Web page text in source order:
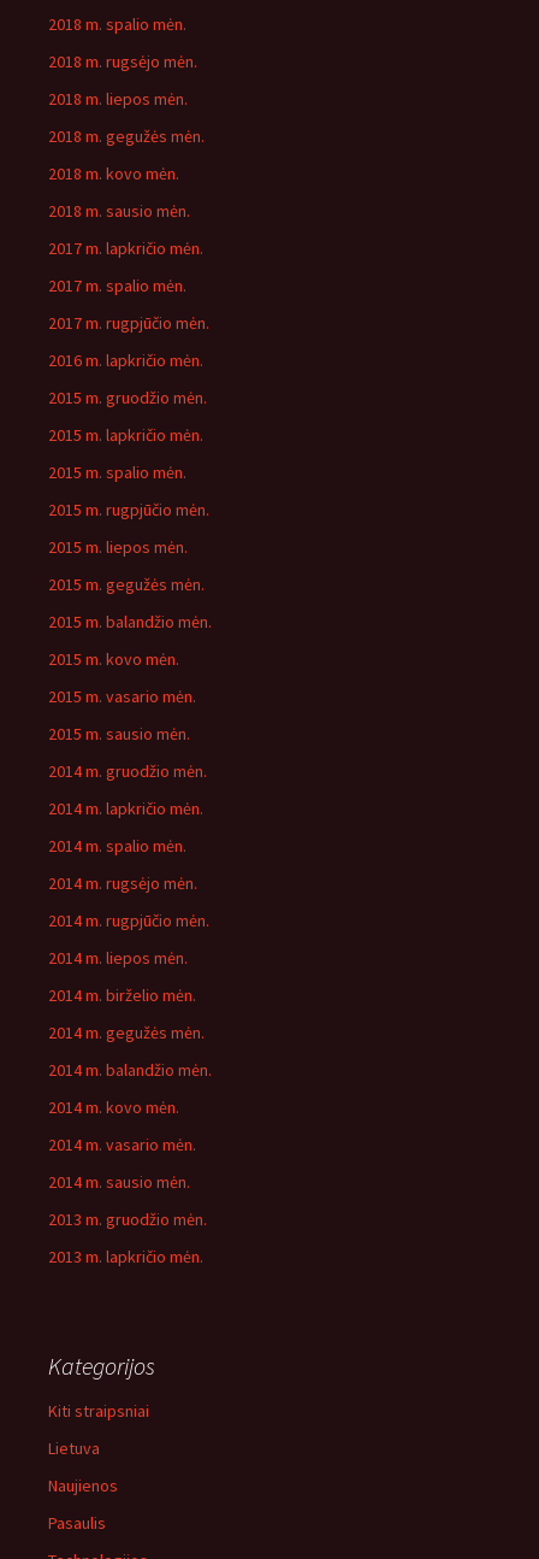
2018 m. spalio mėn.
2018 m. rugsėjo mėn.
2018 m. liepos mėn.
2018 m. gegužės mėn.
2018 m. kovo mėn.
2018 m. sausio mėn.
2017 m. lapkričio mėn.
2017 m. spalio mėn.
2017 m. rugpjūčio mėn.
2016 m. lapkričio mėn.
2015 m. gruodžio mėn.
2015 m. lapkričio mėn.
2015 m. spalio mėn.
2015 m. rugpjūčio mėn.
2015 m. liepos mėn.
2015 m. gegužės mėn.
2015 m. balandžio mėn.
2015 m. kovo mėn.
2015 m. vasario mėn.
2015 m. sausio mėn.
2014 m. gruodžio mėn.
2014 m. lapkričio mėn.
2014 m. spalio mėn.
2014 m. rugsėjo mėn.
2014 m. rugpjūčio mėn.
2014 m. liepos mėn.
2014 m. birželio mėn.
2014 m. gegužės mėn.
2014 m. balandžio mėn.
2014 m. kovo mėn.
2014 m. vasario mėn.
2014 m. sausio mėn.
2013 m. gruodžio mėn.
2013 m. lapkričio mėn.
Kategorijos
Kiti straipsniai
Lietuva
Naujienos
Pasaulis